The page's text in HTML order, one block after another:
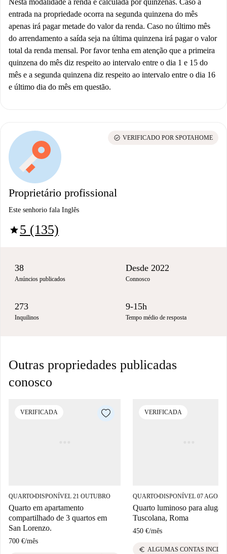
Nesta modalidade a renda é calculada por quinzenas. Caso a
entrada na propriedade ocorra na segunda quinzena do mês
apenas irá pagar metade do valor da renda. Caso no último mês
do arrendamento a saída seja na última quinzena irá pagar o valor
total da renda mensal. Por favor tenha em atenção que a primeira
quinzena do mês diz respeito ao intervalo entre o dia 1 e 15 do
mês e a segunda quinzena diz respeito ao intervalo entre o dia 16
e último dia do mês em questão.
Proprietário profissional
Este senhorio fala Inglês
star5 (135)
check_circle VERIFICADO POR SPOTAHOME
38
Anúncios publicados
Desde 2022
Connosco
273
Inquilinos
9-15h
Tempo médio de resposta
Outras propriedades publicadas
conosco
VERIFICADA
QUARTO■DISPONÍVEL 21 OUTUBRO
Quarto em apartamento
compartilhado de 3 quartos em
San Lorenzo.
700 €/mês
VERIFICADA
QUARTO■DISPONÍVEL 07
Quarto luminoso para alugar
Tuscolana, Roma
450 €/mês
euro ALGUMAS CONTAS